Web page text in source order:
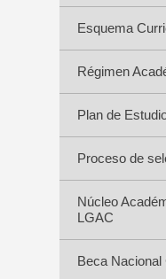
Esquema
Régimen
Plan de
Proceso de
Núcleo
LGAC
Beca Nacional